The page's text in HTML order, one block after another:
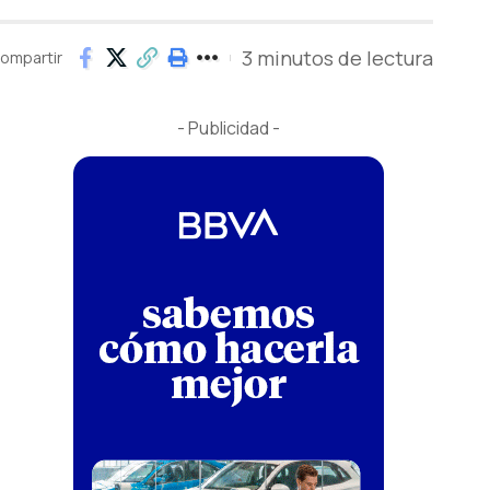
3 minutos de lectura
- Publicidad -